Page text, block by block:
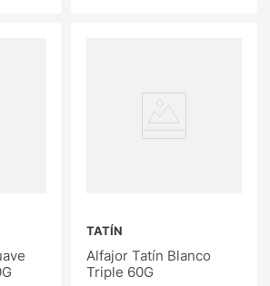
TATÍN
Alfajor Tatín Blanco
Triple 60G